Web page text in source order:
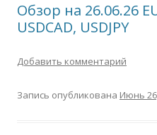
записям
Обзор на 26.06.26
USDCAD, USDJPY
Добавить комментарий
Запись опубликована Июнь